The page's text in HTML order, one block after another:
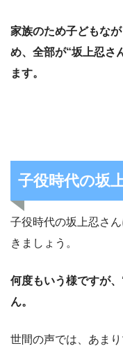
家族のため子どもな
め、全部が“坂上忍さ
ます。
子役時代の坂
子役時代の坂上忍さ
きましょう。
何度もいう様ですが
ん。
世間の声では、あま